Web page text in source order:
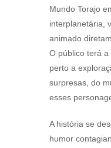
Mundo Torajo
interplanetária,
animado
O público terá
perto a
surpresas, do
esses
A história se
humor